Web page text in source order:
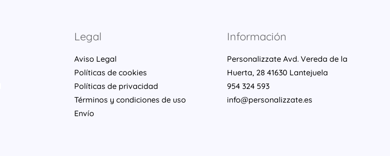
Legal
Aviso Legal
Políticas de cookies
Políticas de privacidad
Términos y condiciones de uso
Envío
Información
Personalizzate Avd. Vereda de la
Huerta, 28 41630 Lantejuela
954 324 593
info@personalizzate.es